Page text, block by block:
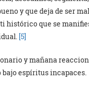
y que deja de ser
histórico que se
[5]
y mañana
bajo espíritus incapaces.